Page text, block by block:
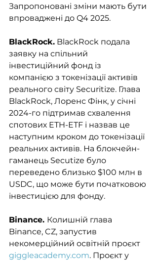
Запропоновані зміни мають бути
впроваджені до Q4 2025.
BlackRock. BlackRock подала
заявку на спільний
інвестиційний фонд із
компанією з токенізації активів
реального світу Securitize. Глава
BlackRock, Лоренс Фінк, у січні
2024-го підтримав схвалення
спотових ETH-ETF і назвав це
наступним кроком до токенізації
реальних активів. На блокчейн-
гаманець Secutize було
переведено близько $100 млн в
USDC, що може бути початковою
інвестицією для фонду.
Binance. Колишній глава
Binance, CZ, запустив
некомерційний освітній проєкт
giggleacademy.com. Проєкт у